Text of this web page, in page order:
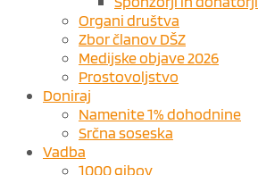
Organi društva
Zbor članov DŠZ
Medijske objave 2026
Prostovoljstvo
Doniraj
Namenite 1% dohodnine
Srčna soseska
Vadba
1000 gibov